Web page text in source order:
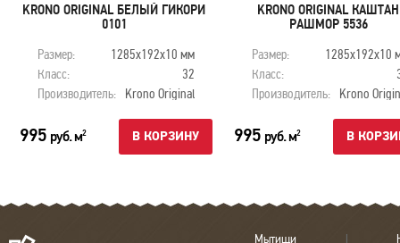
KRONO ORIGINAL БЕЛЫЙ ГИКОРИ
0101
Размер:
1285х192х10 мм
Класс:
32
Производитель:
Krono Original
995 руб. м2 В КОРЗИНУ
KRONO ORIGINAL КАШТАН
РАШМОР 5536
Размер:
1285х192х10
Класс:
Производитель:
Krono
995 руб. м2 В
Мытищи